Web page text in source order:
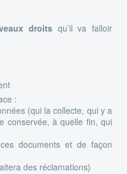
droitsqu’il va falloir
:
(qui la collecte, qui y a
conservée, à quelle fin, qui
documents et de façon
des réclamations)